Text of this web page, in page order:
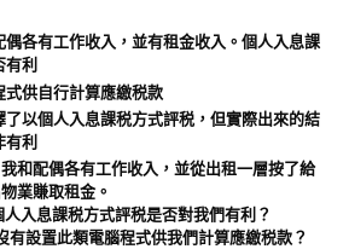
偶各有工作收入，並有租金收入。個人入息課
有利
式供自行計算應繳税款
了以個人入息課税方式評税，但實際出來的結
有利
和配偶各有工作收入，並從出租一層按了給
業賺取租金。
入息課税方式評税是否對我們有利？
有設置此類電腦程式供我們計算應繳税款？